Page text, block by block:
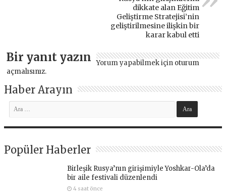
dikkate alan Eğitim
Geliştirme Stratejisi’nin
geliştirilmesine ilişkin bir
karar kabul etti
Bir yanıt yazın Yorum yapabilmek için oturum
açmalısınız.
Haber Arayın
Popüler Haberler
Birleşik Rusya’nın girişimiyle Yoshkar-Ola’da
bir aile festivali düzenlendi
4 saat önce